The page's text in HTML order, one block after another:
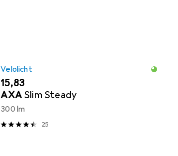
Velolicht
EUR
15,83
AXA Slim Steady
300 lm
25